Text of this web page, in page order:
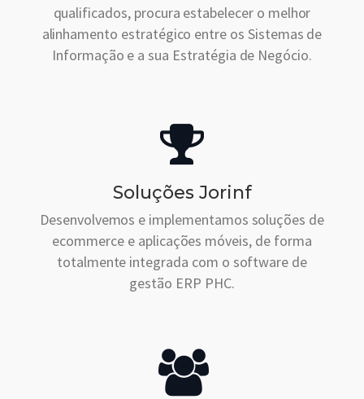
qualificados, procura estabelecer o melhor
alinhamento estratégico entre os Sistemas de
Informação e a sua Estratégia de Negócio.
Soluções Jorinf
Desenvolvemos e implementamos soluções de
ecommerce e aplicações móveis, de forma
totalmente integrada com o software de
gestão ERP PHC.